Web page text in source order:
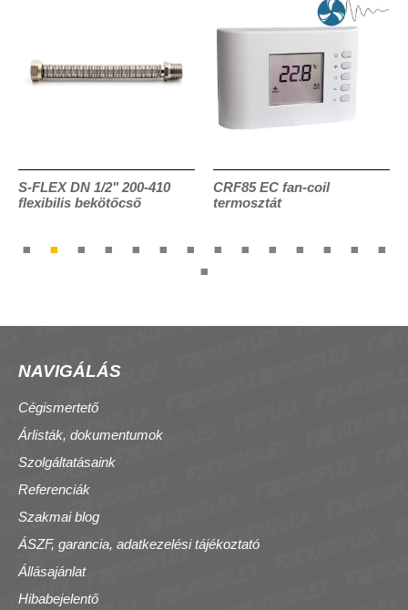
S-FLEX DN 1/2" 200-410
flexibilis bekötőcső
CRF85 EC fan-coil
termosztát
NAVIGÁLÁS
Cégismertető
Árlisták, dokumentumok
Szolgáltatásaink
Referenciák
Szakmai blog
ÁSZF, garancia, adatkezelési tájékoztató
Állásajánlat
Hibabejelentő